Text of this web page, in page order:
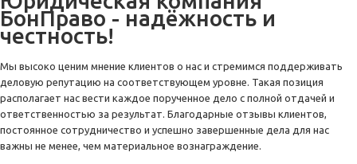
БонПраво - надёжность и
честность!
Мы высоко ценим мнение клиентов о нас и стремимся поддерживать
деловую репутацию на соответствующем уровне. Такая позиция
располагает нас вести каждое порученное дело с полной отдачей и
ответственностью за результат. Благодарные отзывы клиентов,
постоянное сотрудничество и успешно завершенные дела для нас
важны не менее, чем материальное вознаграждение.